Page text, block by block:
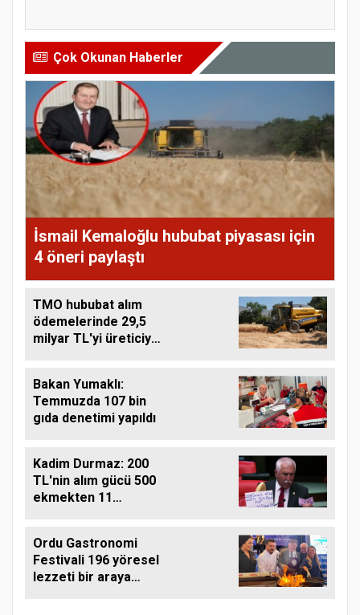
Çok Okunan Haberler
İsmail Kemaloğlu hububat piyasası için
4 öneri paylaştı
TMO hububat alım
ödemelerinde 29,5
milyar TL'yi üreticiye
Bakan Yumaklı:
Temmuzda 107 bin
gıda denetimi yapıldı
Kadim Durmaz: 200
TL'nin alım gücü 500
ekmekten 11
Ordu Gastronomi
Festivali 196 yöresel
lezzeti bir araya